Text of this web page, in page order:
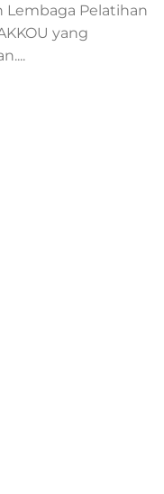
Pelatihan
yang